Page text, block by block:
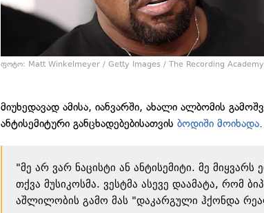
ფოტო: Matt Winkelmeyer / Getty Images / The Recording Academy
მიუხედავად ამისა, იანვარში, ახალი ალბომის
ანტისემიტური განცხადებებისათვისბოდიში მოიხადა.
"მე არ ვარ ნაცისტი ან ანტისემიტი. მე
თქვა მუსიკოსმა. ვესტმა ასევე დაამატა, რომ
აშლილობის გამო მას "დაკარგული ჰქონდა